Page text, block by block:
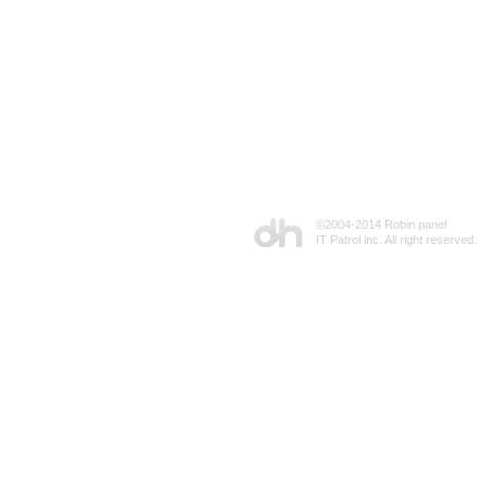
©2004-2014 Robin panel
IT Patrol inc. All right reserved.